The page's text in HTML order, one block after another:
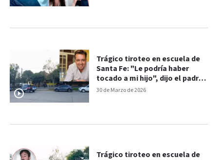
30 de Marzo de 2026
Trágico tiroteo en escuela de
Santa Fe: "Le podría haber
tocado a mi hijo", dijo el padre
de un alumno
Trágico tiroteo en escuela de